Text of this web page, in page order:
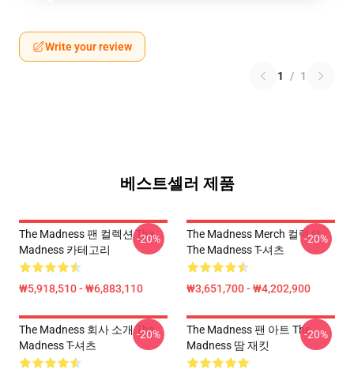
Write your review
1 / 1
베스트셀러 제품
The Madness 팬 컬렉션 The
Madness 카테고리
₩5,918,510 - ₩6,883,110
-20%
The Madness Merch 컬렉션
The Madness T-셔츠
₩3,651,700 - ₩4,202,900
-20%
The Madness 회사 소개 The
Madness T-셔츠
-20%
The Madness 팬 아트 The
Madness 땀 재킷
-20%